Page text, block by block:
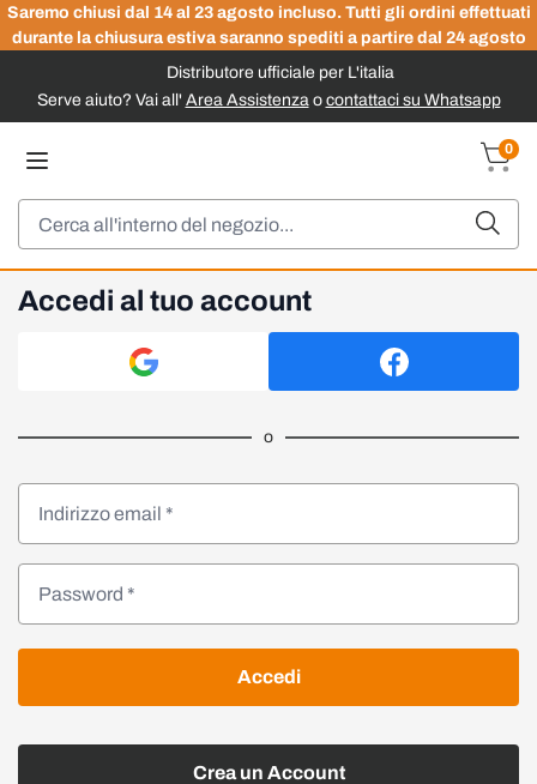
Saremo chiusi dal 14 al 23 agosto incluso. Tutti gli ordini effettuati
durante la chiusura estiva saranno spediti a partire dal 24 agosto
Distributore ufficiale per L'italia
Serve aiuto? Vai all' Area Assistenzao contattaci su Whatsapp
0
Accedi al tuo account
o
Accedi
Crea un Account